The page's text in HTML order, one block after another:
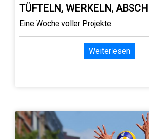
TÜFTELN, WERKELN,
Eine Woche voller Projekte.
Weiterlesen